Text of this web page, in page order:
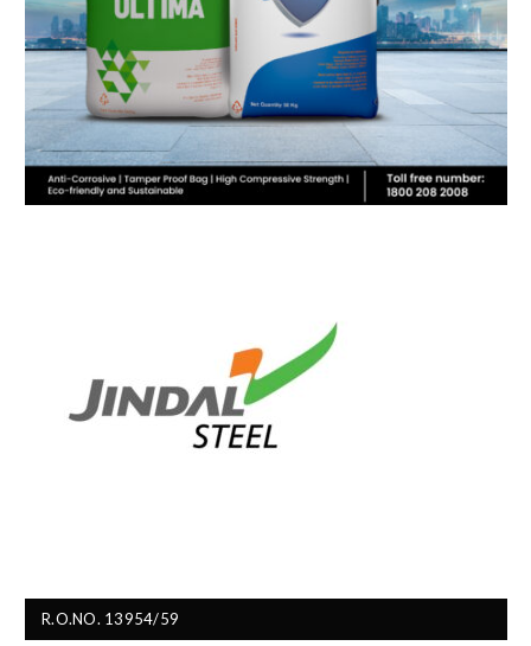
R.O.NO. 13954/59